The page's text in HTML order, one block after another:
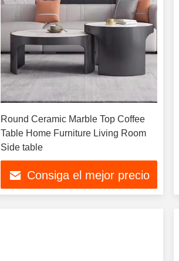
Round Ceramic Marble Top Coffee
Table Home Furniture Living Room
Side table
Consiga el mejor precio